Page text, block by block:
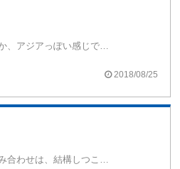
タピオカミルクティーというか、アジアっぽい感じですかね。
2018/08/25
マンゴーとミルクティーの組み合わせは、結構しつこい味です。